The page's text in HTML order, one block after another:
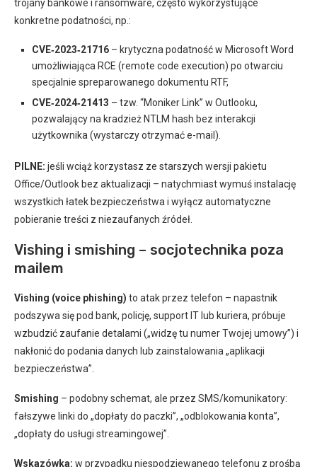
trojany bankowe i ransomware, często wykorzystujące
konkretne podatności, np.:
CVE‑2023‑21716 – krytyczna podatność w Microsoft Word
umożliwiająca RCE (remote code execution) po otwarciu
specjalnie spreparowanego dokumentu RTF,
CVE‑2024‑21413 – tzw. “Moniker Link” w Outlooku,
pozwalający na kradzież NTLM hash bez interakcji
użytkownika (wystarczy otrzymać e-mail).
PILNE: jeśli wciąż korzystasz ze starszych wersji pakietu
Office/Outlook bez aktualizacji – natychmiast wymuś instalację
wszystkich łatek bezpieczeństwa i wyłącz automatyczne
pobieranie treści z niezaufanych źródeł.
Vishing i smishing – socjotechnika poza
mailem
Vishing (voice phishing) to atak przez telefon – napastnik
podszywa się pod bank, policję, support IT lub kuriera, próbuje
wzbudzić zaufanie detalami („widzę tu numer Twojej umowy”) i
nakłonić do podania danych lub zainstalowania „aplikacji
bezpieczeństwa”.
Smishing – podobny schemat, ale przez SMS/komunikatory:
fałszywe linki do „dopłaty do paczki”, „odblokowania konta”,
„dopłaty do usługi streamingowej”.
Wskazówka: w przypadku niespodziewanego telefonu z prośbą